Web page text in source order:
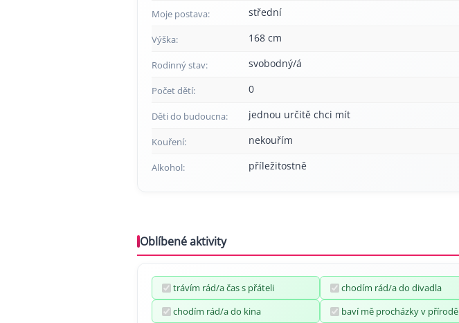
Moje postava: střední
Výška: 168 cm
Rodinný stav: svobodný/á
Počet dětí: 0
Děti do budoucna: jednou určitě chci mít
Kouření: nekouřím
Alkohol: příležitostně
Oblíbené aktivity
trávím rád/a čas s přáteli
chodím rád/a do divadla
chodím rád/a do kina
baví mě procházky v přírodě